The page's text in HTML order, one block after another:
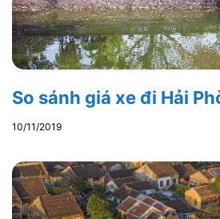
So sánh giá xe đi Hải
10/11/2019